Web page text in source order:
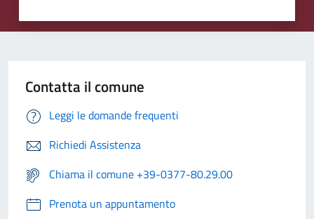
Contatta il comune
Leggi le domande frequenti
Richiedi Assistenza
Chiama il comune +39-0377-80.29.00
Prenota un appuntamento